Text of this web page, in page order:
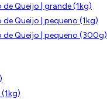
de Queijo | grande (1kg)
de Queijo | pequeno (1kg)
de Queijo | pequeno (300g)